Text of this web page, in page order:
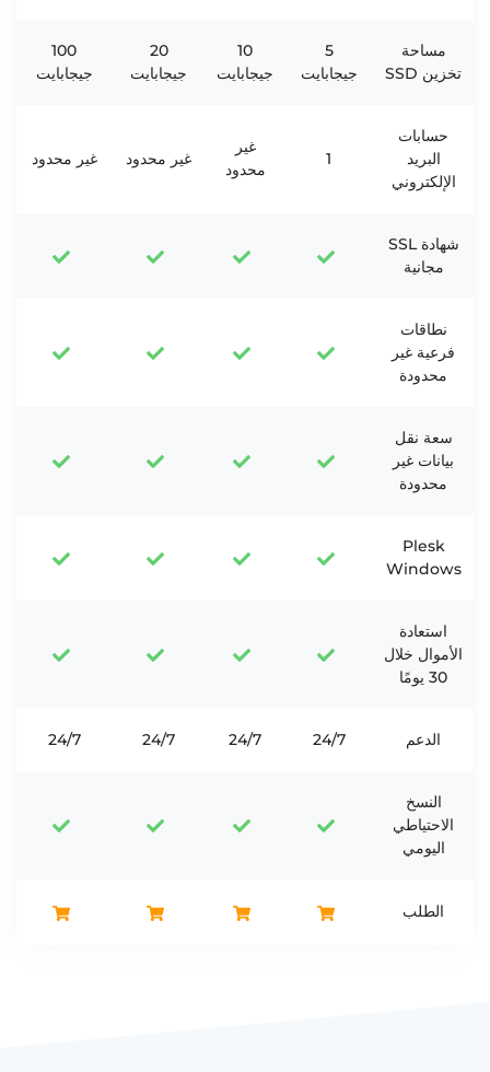
مساحة
تخزين SSD
5
جيجابايت
10
جيجابايت
20
جيجابايت
100
جيجابايت
حسابات
البريد
الإلكتروني
1
غير
محدود
غير محدود غير محدود
شهادة SSL
مجانية
نطاقات
فرعية غير
محدودة
سعة نقل
بيانات غير
محدودة
Plesk
Windows
استعادة
الأموال خلال
30 يومًا
الدعم 24/7
24/7
24/7
24/7
النسخ
الاحتياطي
اليومي
الطلب